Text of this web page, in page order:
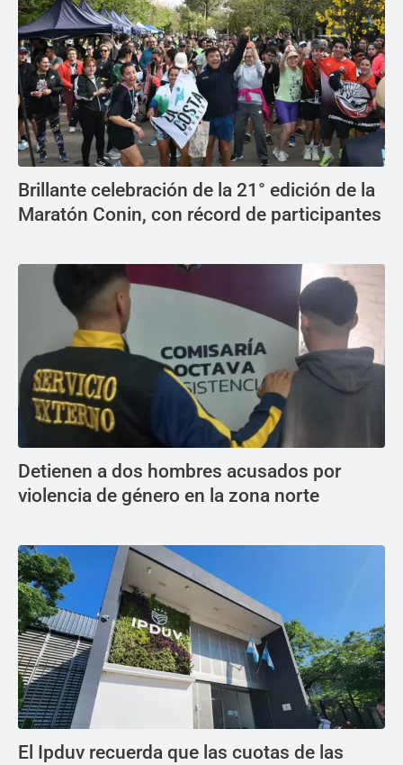
Brillante celebración de la 21° edición de la
Maratón Conin, con récord de participantes
Detienen a dos hombres acusados por
violencia de género en la zona norte
El Ipduv recuerda que las cuotas de las